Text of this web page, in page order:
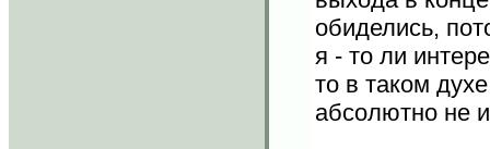
обиделись,
я - то ли
то в таком
абсолютно не